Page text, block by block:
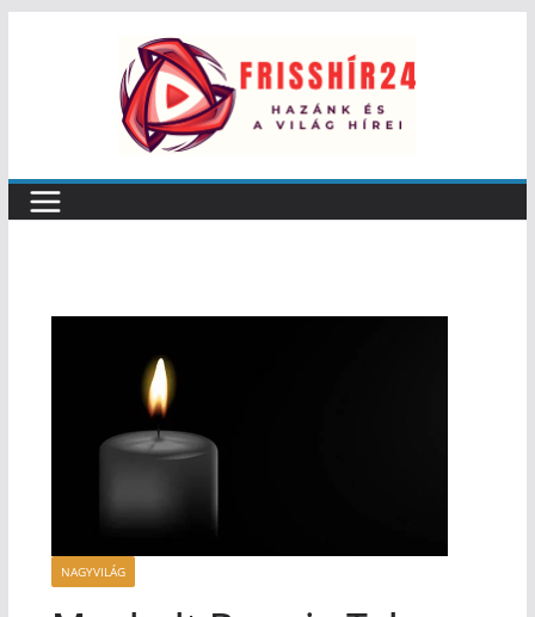
NAGYVILÁG